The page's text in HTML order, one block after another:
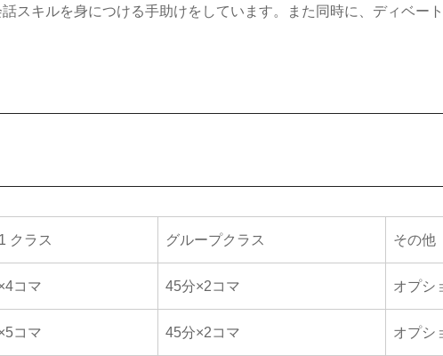
スキルを身につける手助けをしています。また同時に、ディベー
クラス グループクラス その他
コマ 45分×2コマ オプシ
コマ 45分×2コマ オプシ